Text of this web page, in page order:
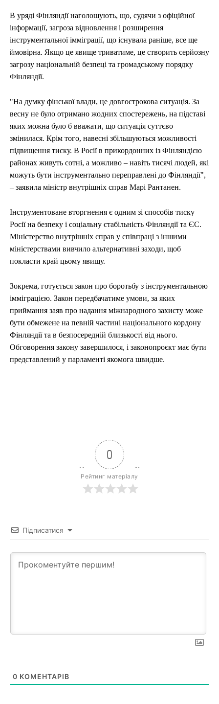
В уряді Фінляндії наголошують, що, судячи з офіційної
інформації, загроза відновлення і розширення
інструментальної імміграції, що існувала раніше, все ще
ймовірна. Якщо це явище триватиме, це створить серйозну
загрозу національній безпеці та громадському порядку
Фінляндії.
"На думку фінської влади, це довгострокова ситуація. За
весну не було отримано жодних спостережень, на підставі
яких можна було б вважати, що ситуація суттєво
змінилася. Крім того, навесні збільшуються можливості
підвищення тиску. В Росії в прикордонних із Фінляндією
районах живуть сотні, а можливо – навіть тисячі людей, які
можуть бути інструментально переправлені до Фінляндії",
– заявила міністр внутрішніх справ Марі Рантанен.
Інструментоване вторгнення є одним зі способів тиску
Росії на безпеку і соціальну стабільність Фінляндії та ЄС.
Міністерство внутрішніх справ у співпраці з іншими
міністерствами вивчило альтернативні заходи, щоб
покласти край цьому явищу.
Зокрема, готується закон про боротьбу з інструментальною
імміграцією. Закон передбачатиме умови, за яких
приймання заяв про надання міжнародного захисту може
бути обмежене на певній частині національного кордону
Фінляндії та в безпосередній близькості від нього.
Обговорення закону завершилося, і законопроєкт має бути
представлений у парламенті якомога швидше.
0
Рейтинг матеріалу
Підписатися
0 КОМЕНТАРІВ